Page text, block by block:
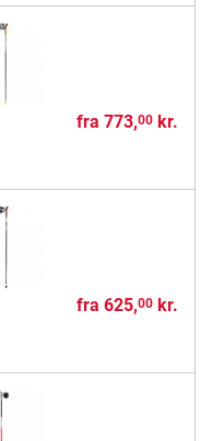
fra 773,00kr.
fra 625,00kr.